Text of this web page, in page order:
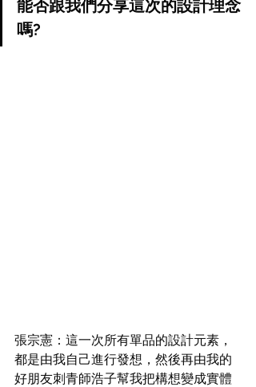
能否跟我們分享這次的設計理念
嗎?
張宗憲：這一次所有單品的設計元素，
都是由我自己進行發想，然後再由我的
好朋友刺青師浩子幫我把構想變成實體